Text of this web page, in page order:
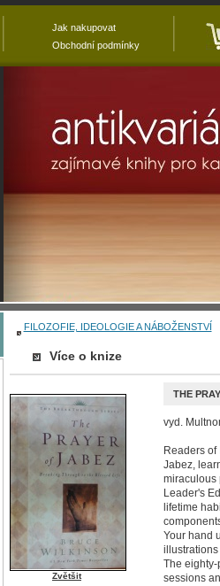
FILOZOFIE, IDEOLOGIE A NÁBOŽENSTVÍ
Více o knize
Zvětšit
THE
vyd.
Readers of
Jabez,
miraculous
Leader's
lifetime
Your hand
The
sessions
Jak nakupovat
Obchodní podmínky